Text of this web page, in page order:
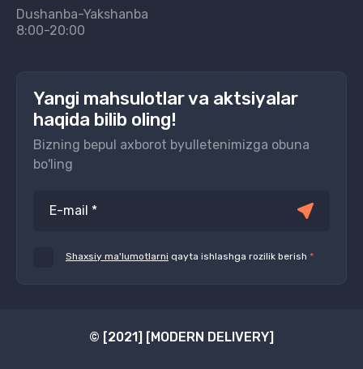
Dushanba-Yakshanba
8:00-20:00
Yangi mahsulotlar va aktsiyalar
haqida bilib oling!
Bizning bepul axborot byulletenimizga obuna
bo'ling
Shaxsiy ma'lumotlarni qayta ishlashga rozilik berish *
© [2021] [MODERN DELIVERY]